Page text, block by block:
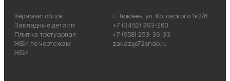
Керамзитоблок
Закладные детали
Плитка тротуарная
ЖБИ по чертежам
ЖБИ
г. Тюмень, ул. Котовского 1к2/6
+7 (3452) 393-263
+7 (958) 253-36-33
zakaz@72snab.ru